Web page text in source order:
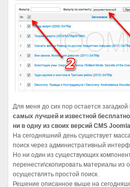
Для меня до сих пор остается
самых лучшей и известной
ни в одну из своих версий CMS
На сегодняшний день существует
поиск через административный
Но ни один из существующих
перенести\скопировать материалы из
осуществлять простой поиск.
Решение описанное выше на